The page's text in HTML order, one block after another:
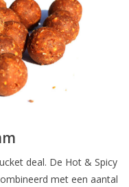
deal. De Hot & Spicy
met een aantal